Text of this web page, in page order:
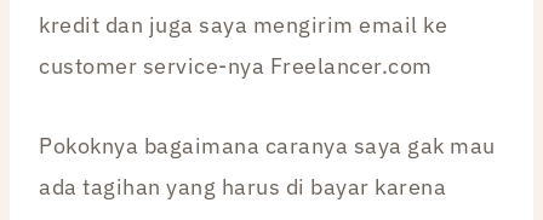
kredit dan juga saya mengirim email ke
customer service-nya Freelancer.com
Pokoknya bagaimana caranya saya gak mau
ada tagihan yang harus di bayar karena